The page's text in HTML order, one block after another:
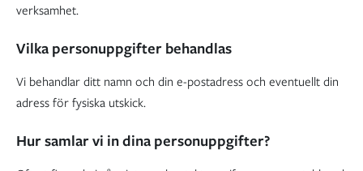
verksamhet.
Vilka personuppgifter behandlas
Vi behandlar ditt namn och din e-postadress och eventuellt din
adress för fysiska utskick.
Hur samlar vi in dina personuppgifter?